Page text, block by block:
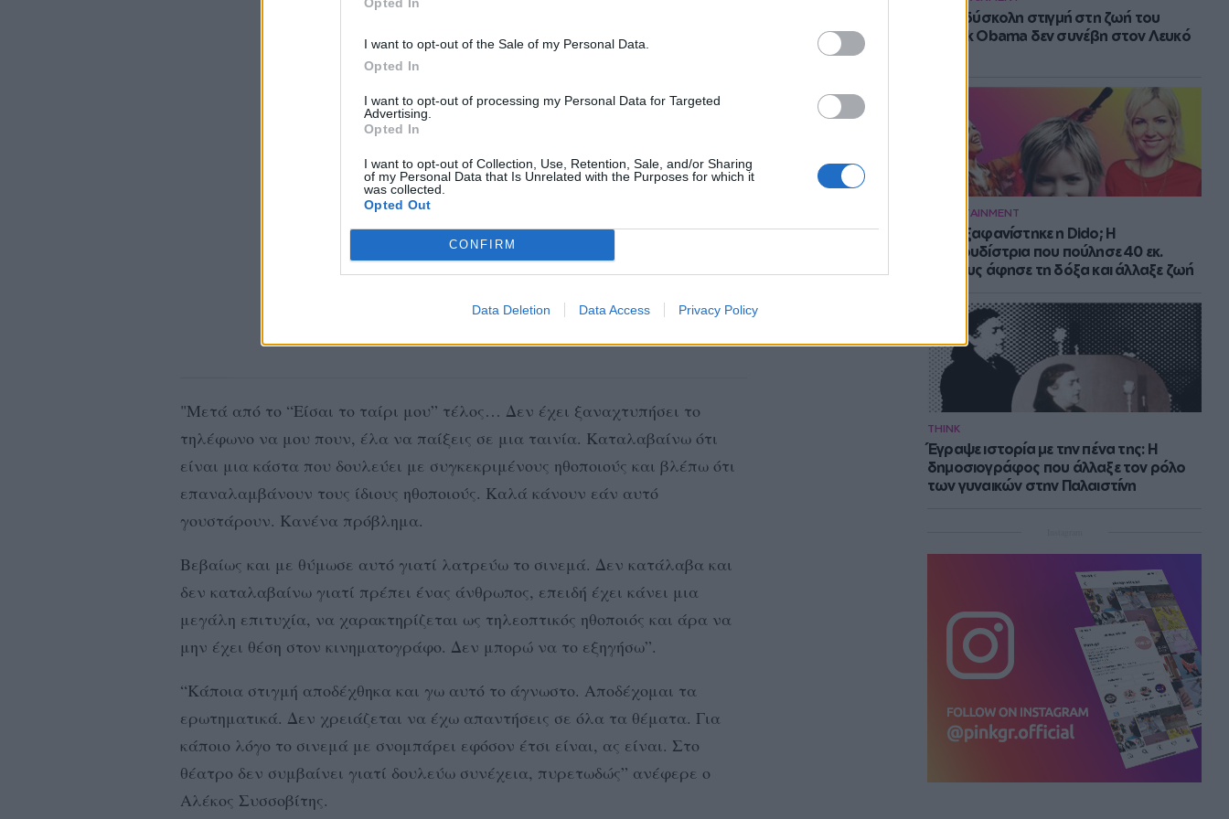
I want to opt-out of the Sale of my Personal Data.
Opted In
I want to opt-out of processing my Personal Data for Targeted
Advertising.
Opted In
I want to opt-out of Collection, Use, Retention, Sale, and/or Sharing
of my Personal Data that Is Unrelated with the Purposes for which it
was collected.
Opted Out
CONFIRM
Data Deletion Data Access Privacy Policy
Η πιο δύσκολη στιγμή στη ζωή του
Barack Obama δεν συνέβη στον Λευκό
ENTERTAINMENT
Πού εξαφανίστηκε η Dido; Η
τραγουδίστρια που πούλησε 40 εκ.
δίσκους άφησε τη δόξα και άλλαξε ζωή
THINK
Έγραψε ιστορία με την πένα της: Η
δημοσιογράφος που άλλαξε τον ρόλο
των γυναικών στην Παλαιστίνη
"Μετά από το “Είσαι το ταίρι μου” τέλος… Δεν έχει ξαναχτυπήσει το
τηλέφωνο να μου πουν, έλα να παίξεις σε μια ταινία. Καταλαβαίνω ότι
είναι μια κάστα που δουλεύει με συγκεκριμένους ηθοποιούς και βλέπω ότι
επαναλαμβάνουν τους ίδιους ηθοποιούς. Καλά κάνουν εάν αυτό
γουστάρουν. Κανένα πρόβλημα.
Βεβαίως και με θύμωσε αυτό γιατί λατρεύω το σινεμά. Δεν κατάλαβα και
δεν καταλαβαίνω γιατί πρέπει ένας άνθρωπος, επειδή έχει κάνει μια
μεγάλη επιτυχία, να χαρακτηρίζεται ως τηλεοπτικός ηθοποιός και άρα να
μην έχει θέση στον κινηματογράφο. Δεν μπορώ να το εξηγήσω”.
“Κάποια στιγμή αποδέχθηκα και γω αυτό το άγνωστο. Αποδέχομαι τα
ερωτηματικά. Δεν χρειάζεται να έχω απαντήσεις σε όλα τα θέματα. Για
κάποιο λόγο το σινεμά με σνομπάρει εφόσον έτσι είναι, ας είναι. Στο
θέατρο δεν συμβαίνει γιατί δουλεύω συνέχεια, πυρετωδώς” ανέφερε ο
Αλέκος Συσσοβίτης.